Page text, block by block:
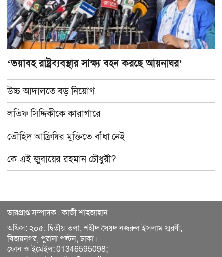
‘ভয়াবহ রাষ্ট্রব্যবস্থার সাক্ষ্য বহন করছে আয়নাঘর’
উচ্চ আদালতে বড় নিয়োগ
লতিফ সিদ্দিকীকে কারাগারে
তৌহিদ আফ্রিদির মুক্তিতে বাঁধা নেই
কে এই জুবায়ের রহমান চৌধুরী?
ভারপ্রাপ্ত সম্পাদক : কাজী শাহজাহান
অফিস: ২০৫, দ্বিতীয় তলা, শহীদ সৈয়দ নজরুল ইসলাম স্মরণী,
বিজয়নগর, পুরানা পল্টন, ঢাকা।
ফোন ও ইমেইল: 01346595098;